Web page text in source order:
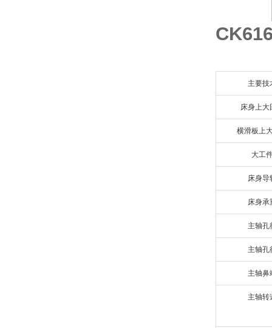
主要技
床身上大
横滑板上
大工
床身导
床身承
主轴孔
主轴孔
主轴鼻
主轴转